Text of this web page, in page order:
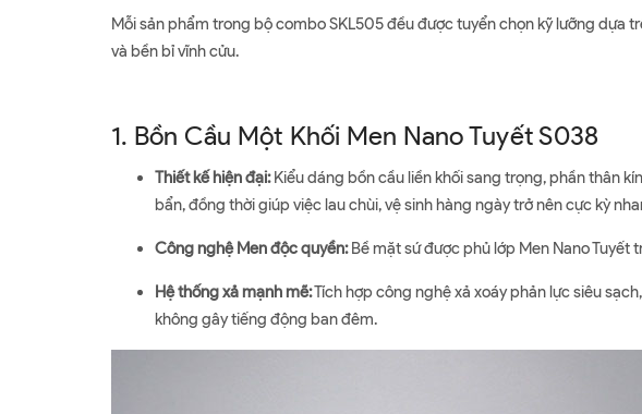
Mỗi sản phẩm trong bộ combo SKL505 đều được tuyển chọn kỹ lưỡng dựa
và bền bỉ vĩnh cửu.
1. Bồn Cầu Một Khối Men Nano Tuyết S038
Thiết kế hiện đại:Kiểu dáng bồn cầu liền khối sang trọng, phần thân
bẩn, đồng thời giúp việc lau chùi, vệ sinh hàng ngày trở nên cực kỳ
Công nghệ Men độc quyền:Bề mặt sứ được phủ lớp Men Nano Tuyết
Hệ thống xả mạnh mẽ:Tích hợp công nghệ xả xoáy phản lực siêu
không gây tiếng động ban đêm.